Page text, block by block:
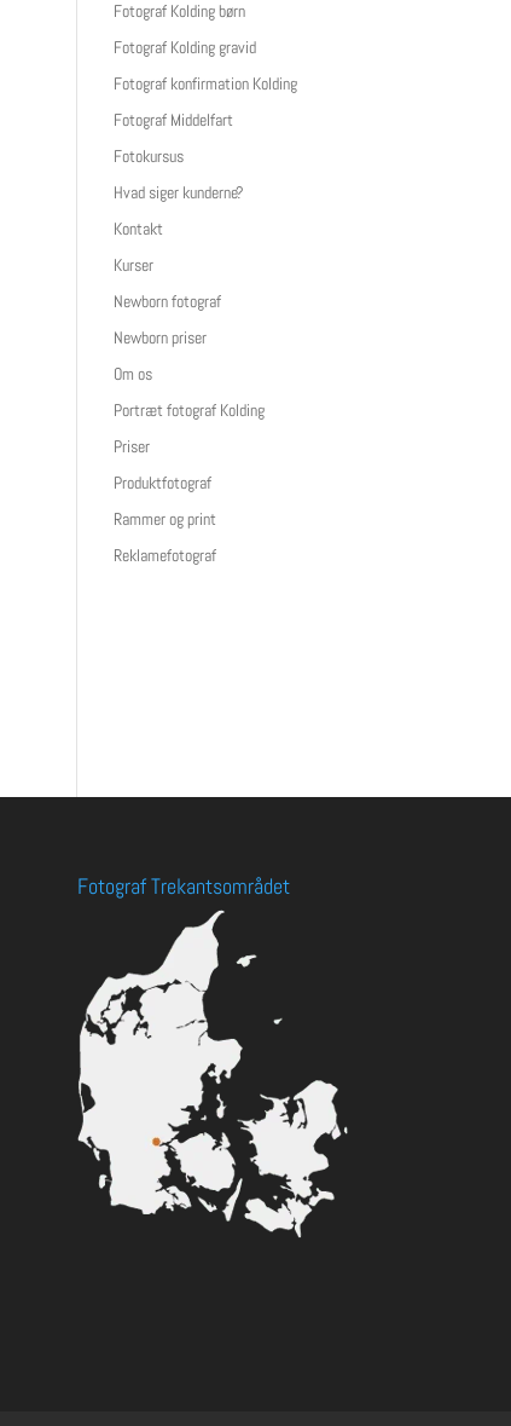
Fotograf Kolding børn
Fotograf Kolding gravid
Fotograf konfirmation Kolding
Fotograf Middelfart
Fotokursus
Hvad siger kunderne?
Kontakt
Kurser
Newborn fotograf
Newborn priser
Om os
Portræt fotograf Kolding
Priser
Produktfotograf
Rammer og print
Reklamefotograf
Fotograf Trekantsområdet